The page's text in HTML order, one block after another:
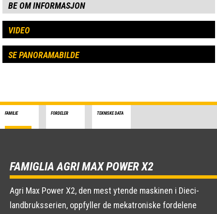
BE OM INFORMASJON
VIDEO
SE PANORAMABILDE
FAMILIE FORDELER TEKNISKE DATA
FAMIGLIA AGRI MAX POWER X2
Agri Max Power X2, den mest ytende maskinen i Dieci-
landbruksserien, oppfyller de mekatroniske fordelene